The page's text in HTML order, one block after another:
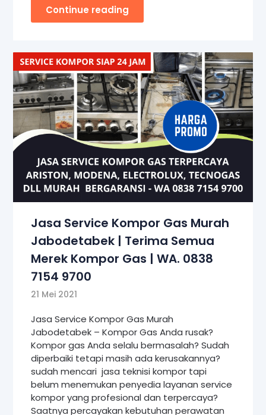
Continue reading
Jasa Service Kompor Gas Murah
Jabodetabek | Terima Semua
Merek Kompor Gas | WA. 0838
7154 9700
21 Mei 2021
Jasa Service Kompor Gas Murah
Jabodetabek – Kompor Gas Anda rusak?
Kompor gas Anda selalu bermasalah? Sudah
diperbaiki tetapi masih ada kerusakannya?
sudah mencari jasa teknisi kompor tapi
belum menemukan penyedia layanan service
kompor yang profesional dan terpercaya?
Saatnya percayakan kebutuhan perawatan